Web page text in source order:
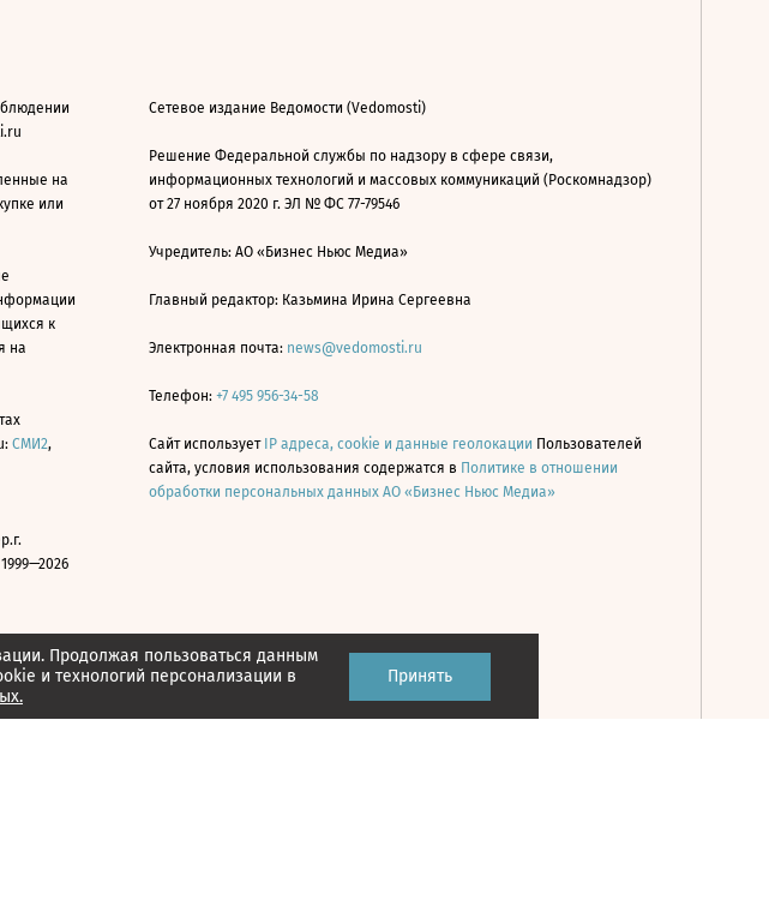
Продолжая пользоваться данным
и технологий персонализации в
Принять
на
или
к
на
СМИ2,
Сетевое издание Ведомости (Vedomosti)
Решение Федеральной службы по надзору в сфере связи,
информационных технологий и массовых коммуникаций (Роскомнадзор)
от 27 ноября 2020 г. ЭЛ № ФС 77-79546
Учредитель: АО «Бизнес Ньюс Медиа»
Главный редактор: Казьмина Ирина Сергеевна
Электронная почта: news@vedomosti.ru
Телефон: +7 495 956-34-58
Сайт использует IP адреса, cookie и данные геолокации Пользователей
сайта, условия использования содержатся в Политике в отношении
обработки персональных данных АО «Бизнес Ньюс Медиа»